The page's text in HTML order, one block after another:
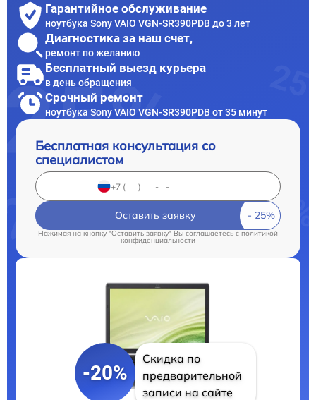
Гарантийное обслуживание
ноутбука Sony VAIO VGN-SR390PDB до 3 лет
Диагностика за наш счет,
ремонт по желанию
Бесплатный выезд курьера
в день обращения
Срочный ремонт
ноутбука Sony VAIO VGN-SR390PDB от 35 минут
Бесплатная консультация со
специалистом
Оставить заявку
Нажимая на кнопку "Оставить заявку" Вы соглашаетесь c политикой
конфиденциальности
-20%
Скидка по
предварительной
записи на сайте